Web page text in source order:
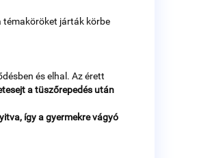
témaköröket járták körbe
és elhal. Az érett
a tüszőrepedés után
így a gyermekre vágyó